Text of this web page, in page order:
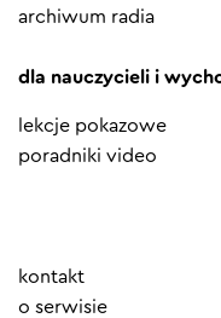
archiwum radia
dla nauczycieli i
lekcje pokazowe
poradniki video
Element
menu
kontakt
o serwisie